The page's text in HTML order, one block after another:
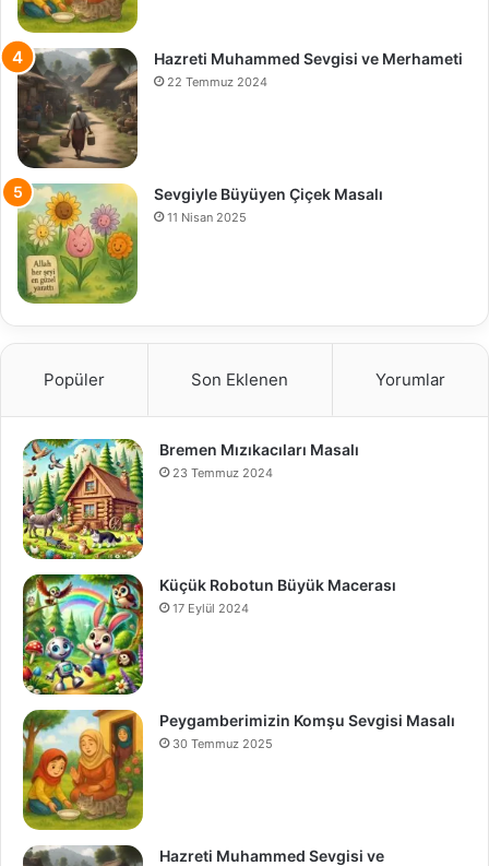
Hazreti Muhammed Sevgisi ve Merhameti
22 Temmuz 2024
Sevgiyle Büyüyen Çiçek Masalı
11 Nisan 2025
Popüler Son Eklenen Yorumlar
Bremen Mızıkacıları Masalı
23 Temmuz 2024
Küçük Robotun Büyük Macerası
17 Eylül 2024
Peygamberimizin Komşu Sevgisi Masalı
30 Temmuz 2025
Hazreti Muhammed Sevgisi ve